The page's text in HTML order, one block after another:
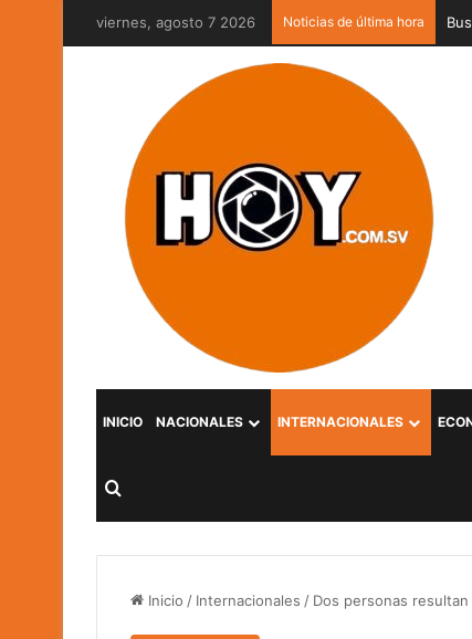
viernes, agosto 7 2026 Noticias de última hora
INICIO NACIONALES INTERNACIONALES
Buscar por
Inicio / Internacionales / Dos personas